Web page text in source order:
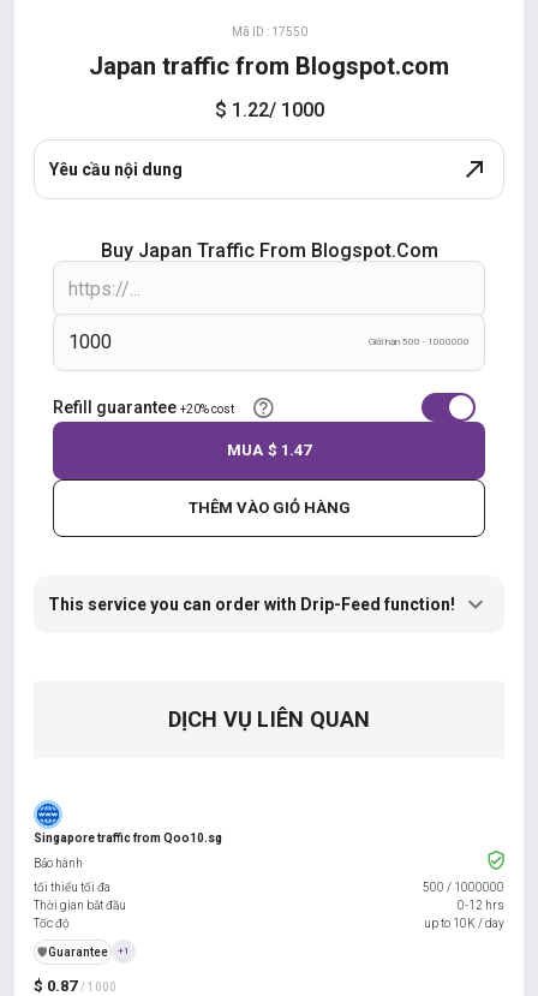
Mã ID : 17550
Japan traffic from Blogspot.com
$ 1.22/ 1000
Yêu cầu nội dung
Buy Japan Traffic From Blogspot.com
Giới hạn 500 - 1000000
Refill guarantee +20% cost
THÊM VÀO GIỎ HÀNG
MUA $ 1.47
This service you can order with Drip-Feed function!
DỊCH VỤ LIÊN QUAN
Singapore traffic from Qoo10.sg
$ 0.87 / 1000
Bảo hành
tối thiểu tối đa
500 / 1000000
Thời gian bắt đầu
0-12 hrs
Tốc độ
up to 10K / day
️🛡️Guarantee +1